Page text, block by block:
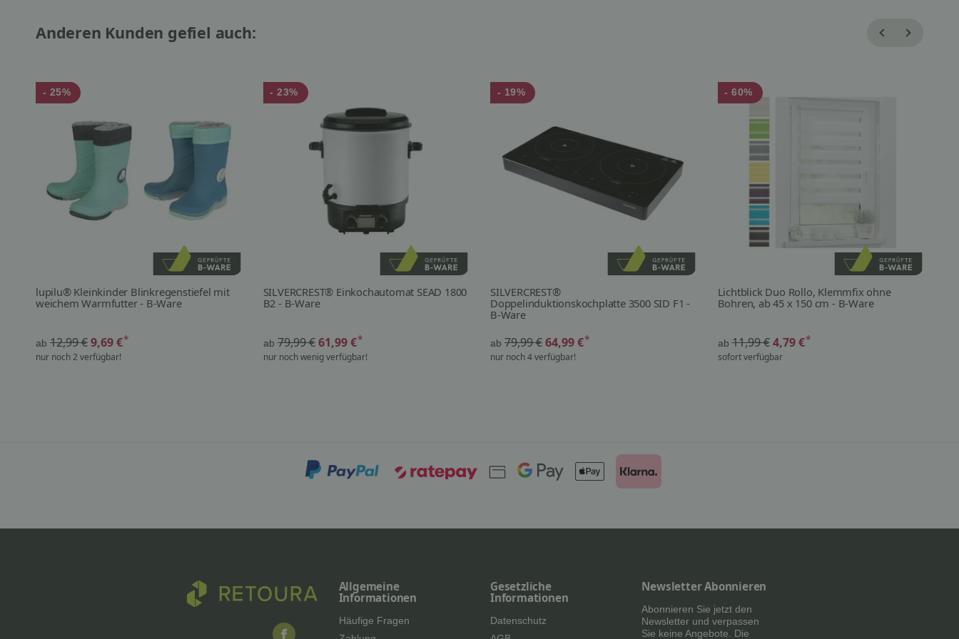
Anderen Kunden gefiel auch:
- 25%
lupilu® Kleinkinder Blinkregenstiefel mit
weichem Warmfutter - B-Ware
ab 12,99 €9,69 €*
nur noch 2 verfügbar!
- 23%
SILVERCREST® Einkochautomat SEAD 1800
B2 - B-Ware
ab 79,99 € 61,99 €*
nur noch wenig verfügbar!
- 19%
SILVERCREST®
Doppelinduktionskochplatte 3500 SID F1 -
B-Ware
ab 79,99 €64,99 €*
nur noch 4 verfügbar!
- 60%
Lichtblick Duo Rollo, Klemmfix ohne
Bohren, ab 45 x 150 cm - B-Ware
ab 11,99 € 4,79 €*
sofort verfügbar
Allgemeine
Informationen
Häufige Fragen
Gesetzliche
Informationen
Datenschutz
Newsletter Abonnieren
Abonnieren Sie jetzt den
Newsletter und verpassen
Sie keine Angebote. Die